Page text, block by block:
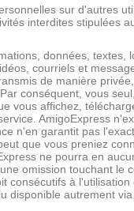
sur d'autres
interdites stipulées
données, textes,
courriels et
de manière
conséquent, vous
vous affichez,
AmigoExpress
n'en garantit pas
que vous preniez
ne pourra en
omission touchant le
consécutifs à
disponible autrement